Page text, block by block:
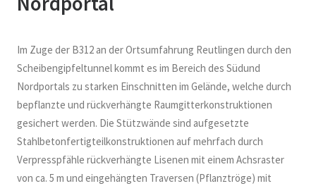
KONTAKT
Im Zuge der B312 an der Ortsumfahrung Reutlingen durch den
Scheibengipfeltunnel kommt es im Bereich des Südund
Nordportals zu starken Einschnitten im Gelände, welche durch
bepflanzte und rückverhängte Raumgitterkonstruktionen
gesichert werden. Die Stützwände sind aufgesetzte
Stahlbetonfertigteilkonstruktionen auf mehrfach durch
Verpresspfähle rückverhängte Lisenen mit einem Achsraster
von ca. 5 m und eingehängten Traversen (Pflanztröge) mit